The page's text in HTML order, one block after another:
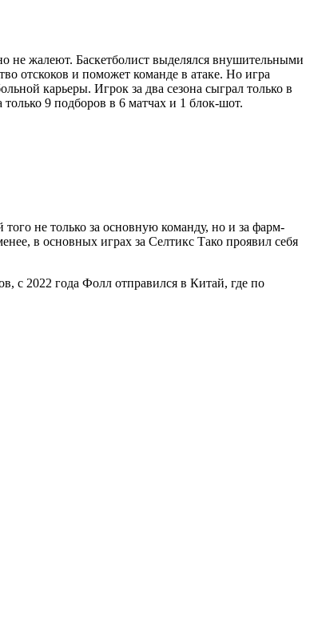
жалеют. Баскетболист выделялся внушительными
отскоков и поможет команде в атаке. Но игра
карьеры. Игрок за два сезона сыграл только в
9 подборов в 6 матчах и 1 блок-шот.
не только за основную команду, но и за фарм-
в основных играх за Селтикс Тако проявил себя
с 2022 года Фолл отправился в Китай, где по